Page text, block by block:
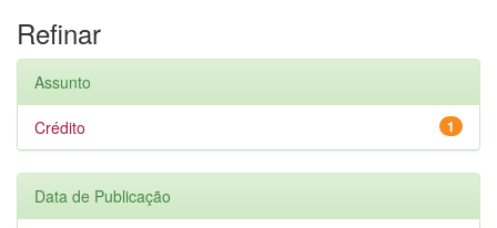
Refinar
Assunto
1
Crédito
Data de Publicação